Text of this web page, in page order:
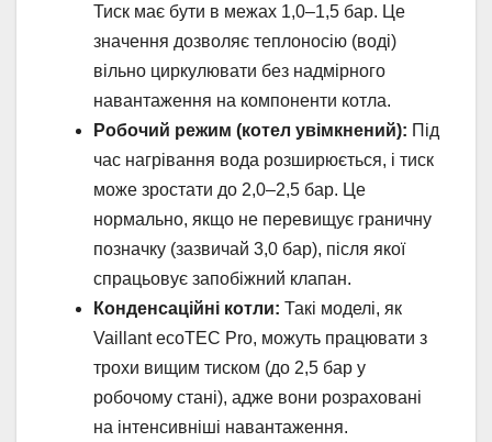
Тиск має бути в межах 1,0–1,5 бар. Це
значення дозволяє теплоносію (воді)
вільно циркулювати без надмірного
навантаження на компоненти котла.
Робочий режим (котел увімкнений): Під
час нагрівання вода розширюється, і тиск
може зростати до 2,0–2,5 бар. Це
нормально, якщо не перевищує граничну
позначку (зазвичай 3,0 бар), після якої
спрацьовує запобіжний клапан.
Конденсаційні котли: Такі моделі, як
Vaillant ecoTEC Pro, можуть працювати з
трохи вищим тиском (до 2,5 бар у
робочому стані), адже вони розраховані
на інтенсивніші навантаження.